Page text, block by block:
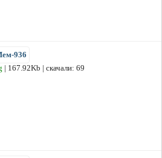
936
| 167.92Kb | скачали: 69